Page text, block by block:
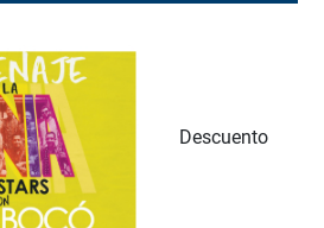
Descuento